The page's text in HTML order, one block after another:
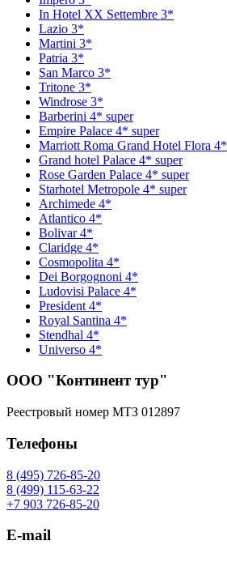
In Hotel XX Settembre 3*
Lazio 3*
Martini 3*
Patria 3*
San Marco 3*
Tritone 3*
Windrose 3*
Barberini 4* super
Empire Palace 4* super
Marriott Roma Grand Hotel Flora 4*
Grand hotel Palace 4* super
Rose Garden Palace 4* super
Starhotel Metropole 4* super
Archimede 4*
Atlantico 4*
Bolivar 4*
Claridge 4*
Cosmopolita 4*
Dei Borgognoni 4*
Ludovisi Palace 4*
President 4*
Royal Santina 4*
Stendhal 4*
Universo 4*
ООО "Континент тур"
Реестровый номер МТЗ 012897
Телефоны
8 (495) 726-85-20
8 (499) 115-63-22
+7 903 726-85-20
E-mail